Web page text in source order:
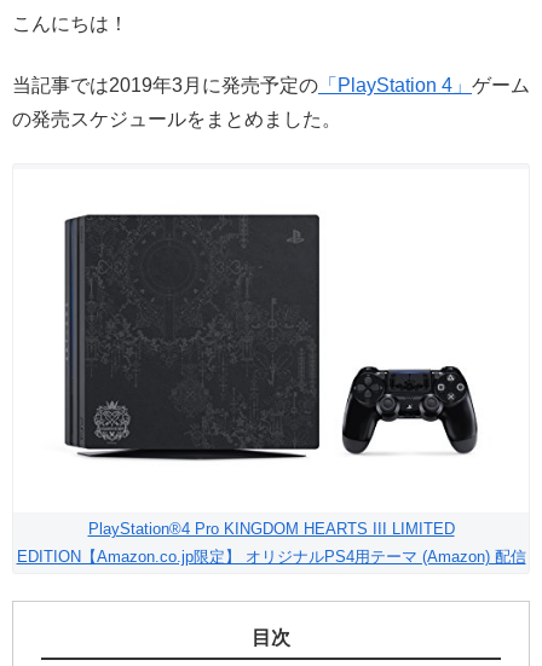
こんにちは！
当記事では2019年3月に発売予定の 「PlayStation 4」 ゲーム
の発売スケジュールをまとめました。
PlayStation®4 Pro KINGDOM HEARTS III LIMITED
EDITION【Amazon.co.jp限定】 オリジナルPS4用テーマ (Amazon) 配信
目次